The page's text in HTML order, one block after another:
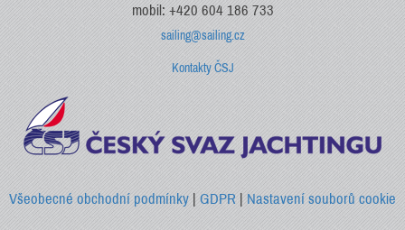
mobil: +420 604 186 733
sailing@sailing.cz
Kontakty ČSJ
Všeobecné obchodní podmínky | GDPR|Nastavení souborů cookie